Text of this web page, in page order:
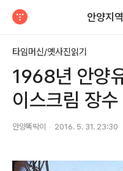
안양지
타임머신/옛사진읽기
1968년 안양
이스크림 장수
안양똑딱이 2016. 5. 31. 23:30